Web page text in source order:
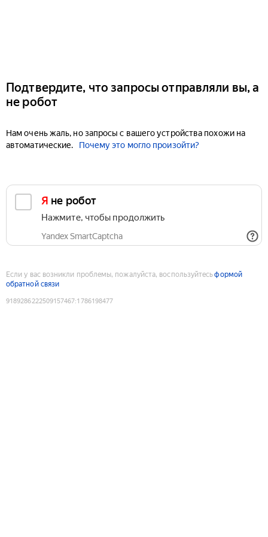
Подтвердите, что запросы отправляли вы, а
не робот
Нам очень жаль, но запросы с вашего устройства похожи на
автоматические.
Почему это могло произойти?
Я не робот
Нажмите, чтобы продолжить
Yandex SmartCaptcha
Если у вас возникли проблемы, пожалуйста, воспользуйтесьформой
обратной связи
9189286222509157467:1786198477